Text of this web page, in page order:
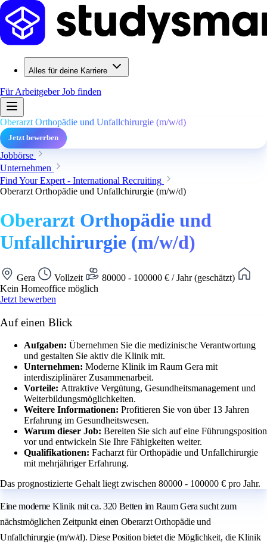
Alles für deine Karriere
Für ArbeitgeberJob finden
Oberarzt Orthopädie und Unfallchirurgie (m/w/d)
Jetzt bewerben
Jobbörse
Unternehmen
Find Your Expert - International Recruiting
Oberarzt Orthopädie und Unfallchirurgie (m/w/d)
Oberarzt Orthopädie und
Unfallchirurgie (m/w/d)
Gera Vollzeit
80000 - 100000 € / Jahr (geschätzt)
Kein Homeoffice möglich
Jetzt bewerben
Auf einen Blick
Aufgaben: Übernehmen Sie die medizinische Verantwortung
und gestalten Sie aktiv die Klinik mit.
Unternehmen: Moderne Klinik im Raum Gera mit
interdisziplinärer Zusammenarbeit.
Vorteile: Attraktive Vergütung, Gesundheitsmanagement und
Weiterbildungsmöglichkeiten.
Weitere Informationen: Profitieren Sie von über 13 Jahren
Erfahrung im Gesundheitswesen.
Warum dieser Job: Bereiten Sie sich auf eine Führungsposition
vor und entwickeln Sie Ihre Fähigkeiten weiter.
Qualifikationen: Facharzt für Orthopädie und Unfallchirurgie
mit mehrjähriger Erfahrung.
Das prognostizierte Gehalt liegt zwischen 80000 - 100000 € pro Jahr.
Eine moderne Klinik mit ca. 320 Betten im Raum Gera sucht zum
nächstmöglichen Zeitpunkt einen Oberarzt Orthopädie und
Unfallchirurgie (m/w/d). Diese Position bietet die Möglichkeit, die Klinik